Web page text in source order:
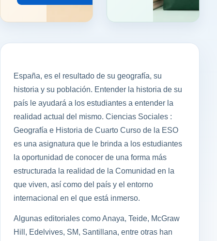
España, es el resultado de su geografía, su
historia y su población. Entender la historia de su
país le ayudará a los estudiantes a entender la
realidad actual del mismo. Ciencias Sociales :
Geografía e Historia de Cuarto Curso de la ESO
es una asignatura que le brinda a los estudiantes
la oportunidad de conocer de una forma más
estructurada la realidad de la Comunidad en la
que viven, así como del país y el entorno
internacional en el que está inmerso.
Algunas editoriales como Anaya, Teide, McGraw
Hill, Edelvives, SM, Santillana, entre otras han